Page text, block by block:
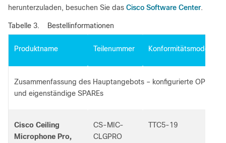
herunterzuladen, besuchen Sie das Cisco Software Center.
Tabelle 3. Bestellinformationen
Produktname Teilenummer
Zusammenfassung des Hauptangebots – konfigurierte
und eigenständige SPAREs
Cisco Ceiling
Microphone Pro,
CS-MIC-
CLGPRO
TTC5-19